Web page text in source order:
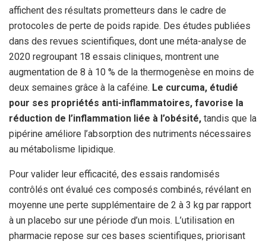
affichent des résultats prometteurs dans le cadre de
protocoles de perte de poids rapide. Des études publiées
dans des revues scientifiques, dont une méta-analyse de
2020 regroupant 18 essais cliniques, montrent une
augmentation de 8 à 10 % de la thermogenèse en moins de
deux semaines grâce à la caféine. Le curcuma, étudié
pour ses propriétés anti-inflammatoires, favorise la
réduction de l’inflammation liée à l’obésité, tandis que la
pipérine améliore l’absorption des nutriments nécessaires
au métabolisme lipidique.
Pour valider leur efficacité, des essais randomisés
contrôlés ont évalué ces composés combinés, révélant en
moyenne une perte supplémentaire de 2 à 3 kg par rapport
à un placebo sur une période d’un mois. L’utilisation en
pharmacie repose sur ces bases scientifiques, priorisant